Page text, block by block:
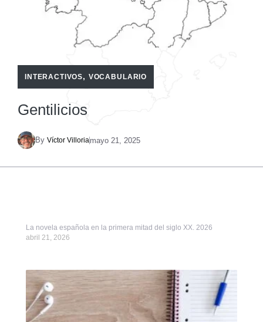
INTERACTIVOS, VOCABULARIO
Gentilicios
By Víctor Villoriamayo 21, 2025
La novela española en la primera mitad del siglo XX. 2026
abril 21, 2026